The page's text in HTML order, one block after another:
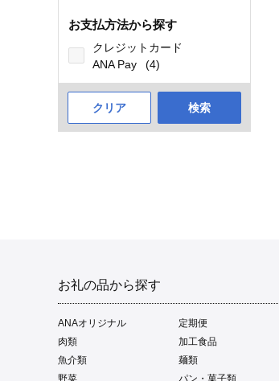
お支払方法から探す
クレジットカード
ANA Pay
(4)
クリア 検索
お礼の品から探す
ANAオリジナル 定期便
肉類
加工食品
魚介類
麺類
野菜
パン・菓子類